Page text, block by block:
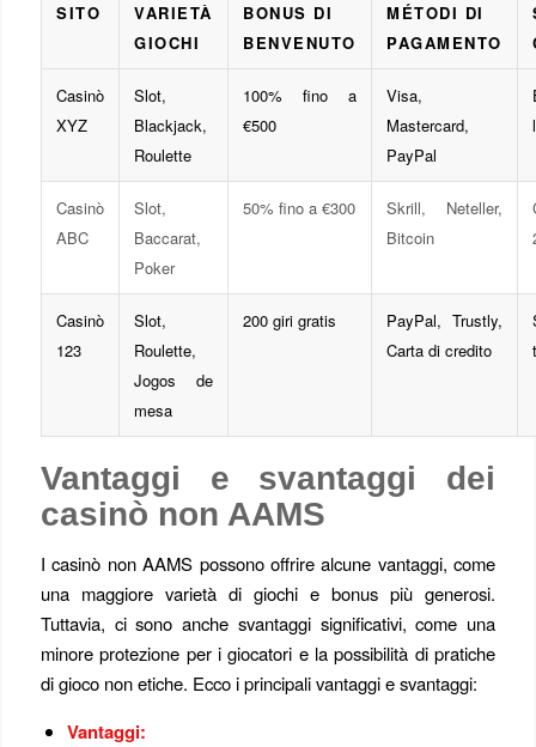
SITO
VARIETÀ
GIOCHI
BONUS DI
BENVENUTO
MÉTODI DI
PAGAMENTO
Casinò
XYZ
Slot,
Blackjack,
Roulette
100% fino a
€500
Visa,
Mastercard,
PayPal
Casinò
ABC
Slot,
Baccarat,
Poker
50% fino a €300
Skrill, Neteller,
Bitcoin
Casinò
123
Slot,
Roulette,
Jogos de
mesa
200 giri gratis
PayPal, Trustly,
Carta di credito
Vantaggi e svantaggi dei
casinò non AAMS
I casinò non AAMS possono offrire alcune vantaggi, come
una maggiore varietà di giochi e bonus più generosi.
Tuttavia, ci sono anche svantaggi significativi, come una
minore protezione per i giocatori e la possibilità di pratiche
di gioco non etiche. Ecco i principali vantaggi e svantaggi:
Vantaggi: